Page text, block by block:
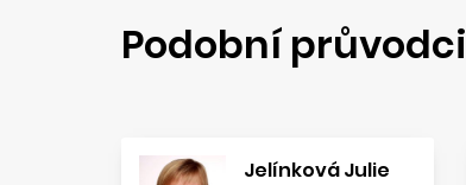
Podobní průvodci
Jelínková Julie